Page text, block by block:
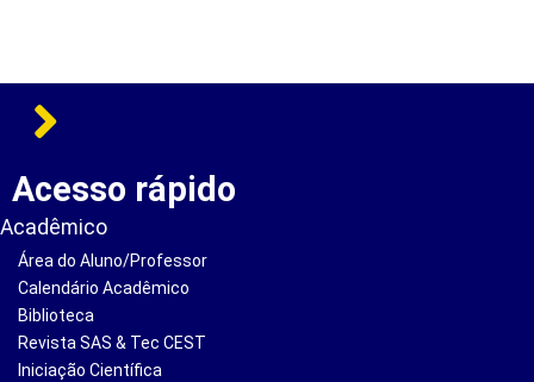
Acesso rápido
Acadêmico
Área do Aluno/Professor
Calendário Acadêmico
Biblioteca
Revista SAS & Tec CEST
Iniciação Científica